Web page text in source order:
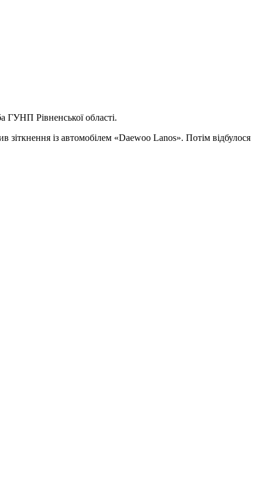
ГУНП Рівненської області.
із автомобілем «Daewoo Lanos». Потім відбулося